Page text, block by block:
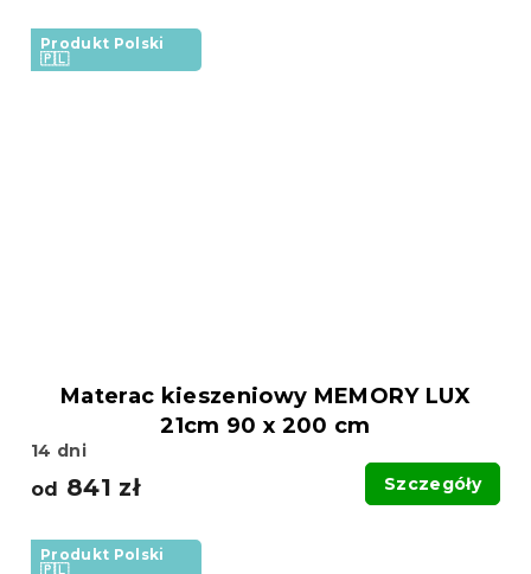
Produkt Polski
🇵🇱
Materac kieszeniowy MEMORY LUX
21cm 90 x 200 cm
14 dni
od 841 zł Szczegóły
Produkt Polski
🇵🇱